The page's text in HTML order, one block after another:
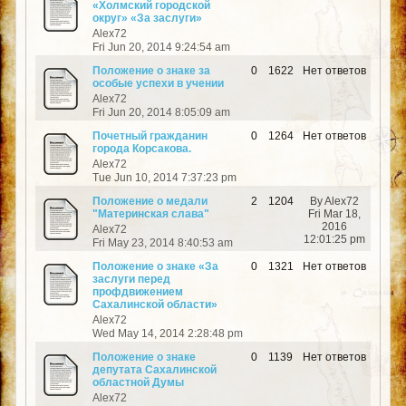
«Холмский городской
округ» «За заслуги»
Alex72
Fri Jun 20, 2014 9:24:54 am
Положение о знаке за
особые успехи в учении
Alex72
Fri Jun 20, 2014 8:05:09 am
0 1622 Нет ответов
Почетный гражданин
города Корсакова.
Alex72
Tue Jun 10, 2014 7:37:23 pm
0 1264 Нет ответов
Положение о медали
"Материнская слава"
Alex72
Fri May 23, 2014 8:40:53 am
2 1204
By Alex72
Fri Mar 18,
2016
12:01:25 pm
Положение о знаке «За
заслуги перед
профдвижением
Сахалинской области»
Alex72
Wed May 14, 2014 2:28:48 pm
0 1321 Нет ответов
Положение о знаке
депутата Сахалинской
областной Думы
Alex72
0 1139 Нет ответов